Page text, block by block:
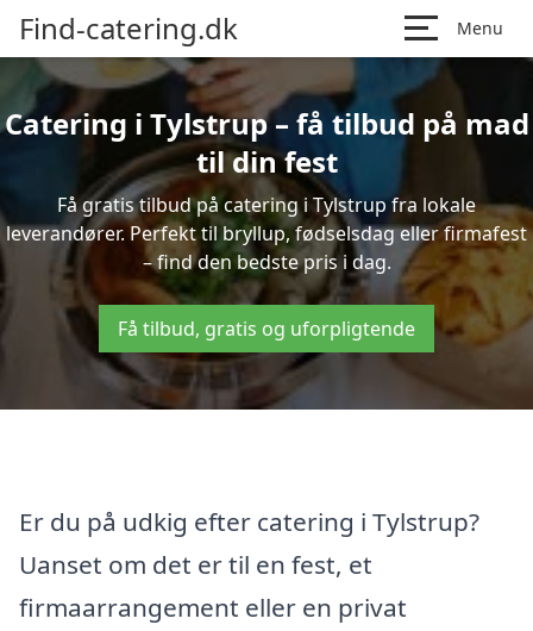
Find-catering.dk Menu
Catering i Tylstrup – få tilbud på mad
til din fest
Få gratis tilbud på catering i Tylstrup fra lokale
leverandører. Perfekt til bryllup, fødselsdag eller firmafest
– find den bedste pris i dag.
Få tilbud, gratis og uforpligtende
Er du på udkig efter catering i Tylstrup?
Uanset om det er til en fest, et
firmaarrangement eller en privat